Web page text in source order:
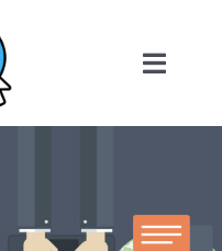
Toggle